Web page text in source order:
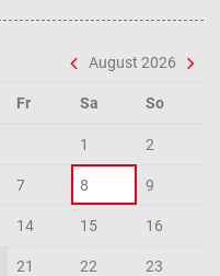
August 2026
Fr Sa So
1 2
7 8 9
14 15 16
21 22 23